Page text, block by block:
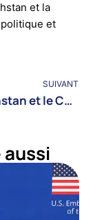
et la
et
SUIVANT
Le Kazakhstan et le Congo ont discuté des perspectives de recherche et d’ingénierie communes dans le secteur pétrolier